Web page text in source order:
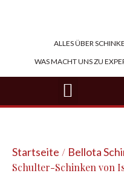
ALLES ÜBER
WAS MACHT UNS ZU
Startseite / Bellota
Schulter-Schinken von